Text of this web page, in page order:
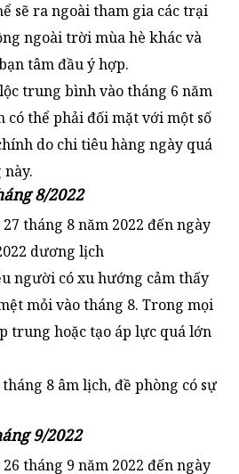
sẽ ra ngoài tham gia các trại
ngoài trời mùa hè khác và
tâm đầu ý hợp.
trung bình vào tháng 6 năm
có thể phải đối mặt với một số
do chi tiêu hàng ngày quá
8/2022
tháng 8 năm 2022 đến ngày
dương lịch
người có xu hướng cảm thấy
mỏi vào tháng 8. Trong mọi
trung hoặc tạo áp lực quá lớn
8 âm lịch, đề phòng có sự
9/2022
tháng 9 năm 2022 đến ngày